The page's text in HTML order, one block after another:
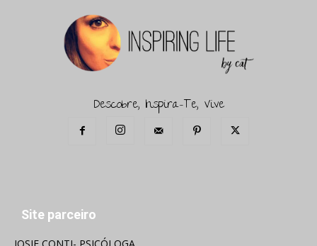
Descobre, Inspira-Te, Vive
Site parceiro